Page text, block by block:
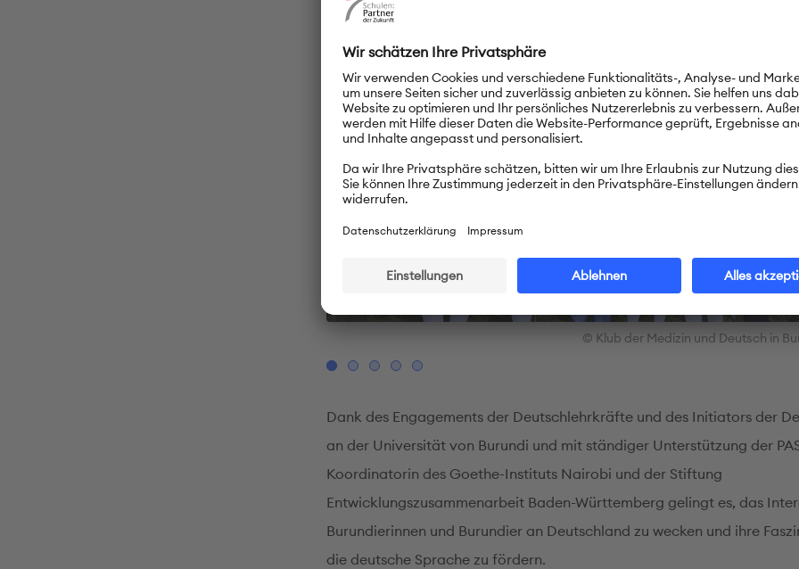
© Klub der Medizin und Deutsch in
Dank des Engagements der Deutschlehrkräfte und des Initiators der
an der Universität von Burundi und mit ständiger Unterstützung der
Koordinatorin des Goethe-Instituts Nairobi und der Stiftung
Entwicklungszusammenarbeit Baden-Württemberg gelingt es, das
Burundierinnen und Burundier an Deutschland zu wecken und ihre
die deutsche Sprache zu fördern.